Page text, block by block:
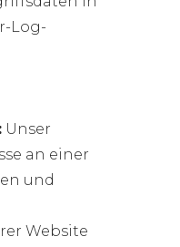
Log-
Unser
an einer
und
Website